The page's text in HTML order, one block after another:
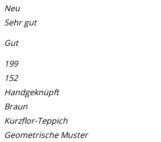
Neu
Sehr gut
Gut
199
152
Handgeknüpft
Braun
Kurzflor-Teppich
Geometrische Muster